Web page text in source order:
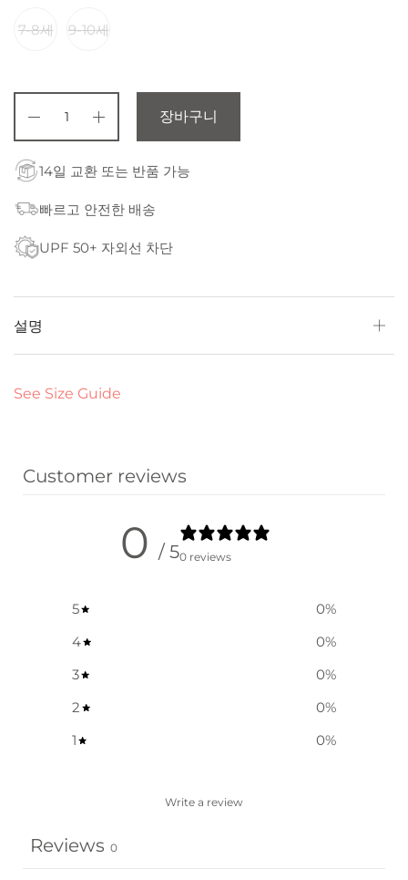
7-8세 9-10세
장바구니
14일 교환 또는 반품 가능
빠르고 안전한 배송
UPF 50+ 자외선 차단
설명
See Size Guide
Customer reviews
0 / 50 reviews
5 0%
4
0%
3
0%
2
0%
1
0%
Write a review
Reviews 0